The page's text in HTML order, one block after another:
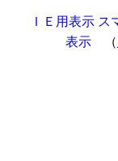
ＩＥ用表示 ス
表示 （